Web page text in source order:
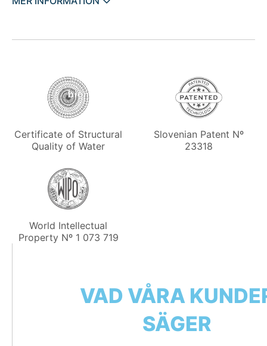
Certificate of Structural
Quality of Water
Slovenian Patent Nº
23318
World Intellectual
Property Nº 1 073 719
VAD VÅRA
SÄGER